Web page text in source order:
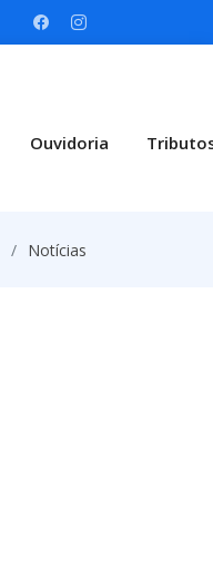
Ouvidoria
Notícias